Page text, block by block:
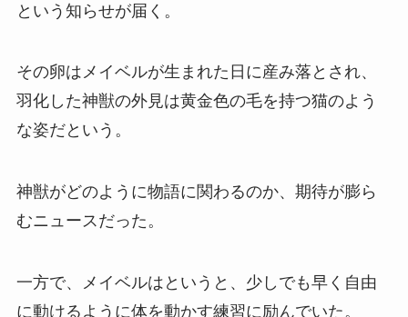
という知らせが届く。
その卵はメイベルが生まれた日に産み落とされ、
羽化した神獣の外見は黄金色の毛を持つ猫のよう
な姿だという。
神獣がどのように物語に関わるのか、期待が膨ら
むニュースだった。
一方で、メイベルはというと、少しでも早く自由
に動けるように体を動かす練習に励んでいた。